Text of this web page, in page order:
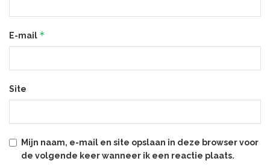
E-mail *
Site
Mijn naam, e-mail en site opslaan in deze browser voor
de volgende keer wanneer ik een reactie plaats.